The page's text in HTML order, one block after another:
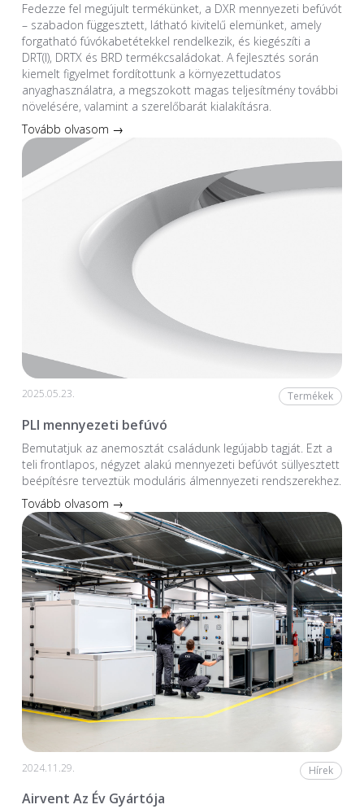
Fedezze fel megújult termékünket, a DXR mennyezeti befúvót
– szabadon függesztett, látható kivitelű elemünket, amely
forgatható fúvókabetétekkel rendelkezik, és kiegészíti a
DRT(I), DRTX és BRD termékcsaládokat. A fejlesztés során
kiemelt figyelmet fordítottunk a környezettudatos
anyaghasználatra, a megszokott magas teljesítmény további
növelésére, valamint a szerelőbarát kialakításra.
Tovább olvasom →
2025.05.23. Termékek
PLI mennyezeti befúvó
Bemutatjuk az anemosztát családunk legújabb tagját. Ezt a
teli frontlapos, négyzet alakú mennyezeti befúvót süllyesztett
beépítésre terveztük moduláris álmennyezeti rendszerekhez.
Tovább olvasom →
2024.11.29. Hírek
Airvent Az Év Gyártója